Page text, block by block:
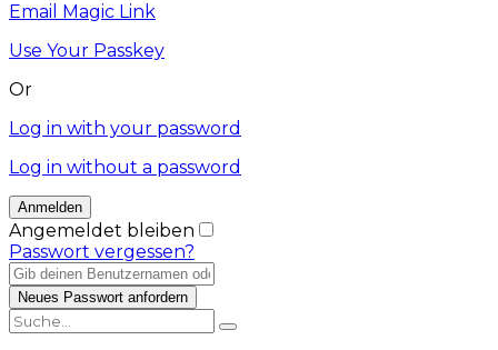
Email Magic Link
Use Your Passkey
Or
Log in with your password
Log in without a password
Angemeldet bleiben
Passwort vergessen?